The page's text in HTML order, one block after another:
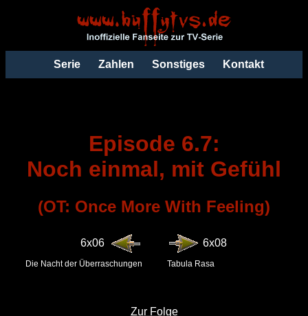
Serie Zahlen Sonstiges Kontakt
Episode 6.7:
Noch einmal, mit Gefühl
(OT: Once More With Feeling)
6x06 6x08
Die Nacht der Überraschungen Tabula Rasa
Zur Folge